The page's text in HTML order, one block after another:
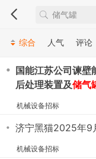
综合 人气 评论
・ 国能江苏公司谏壁
后处理装置及储气
机械设备招标
・ 济宁黑猫2025年9
机械设备招标